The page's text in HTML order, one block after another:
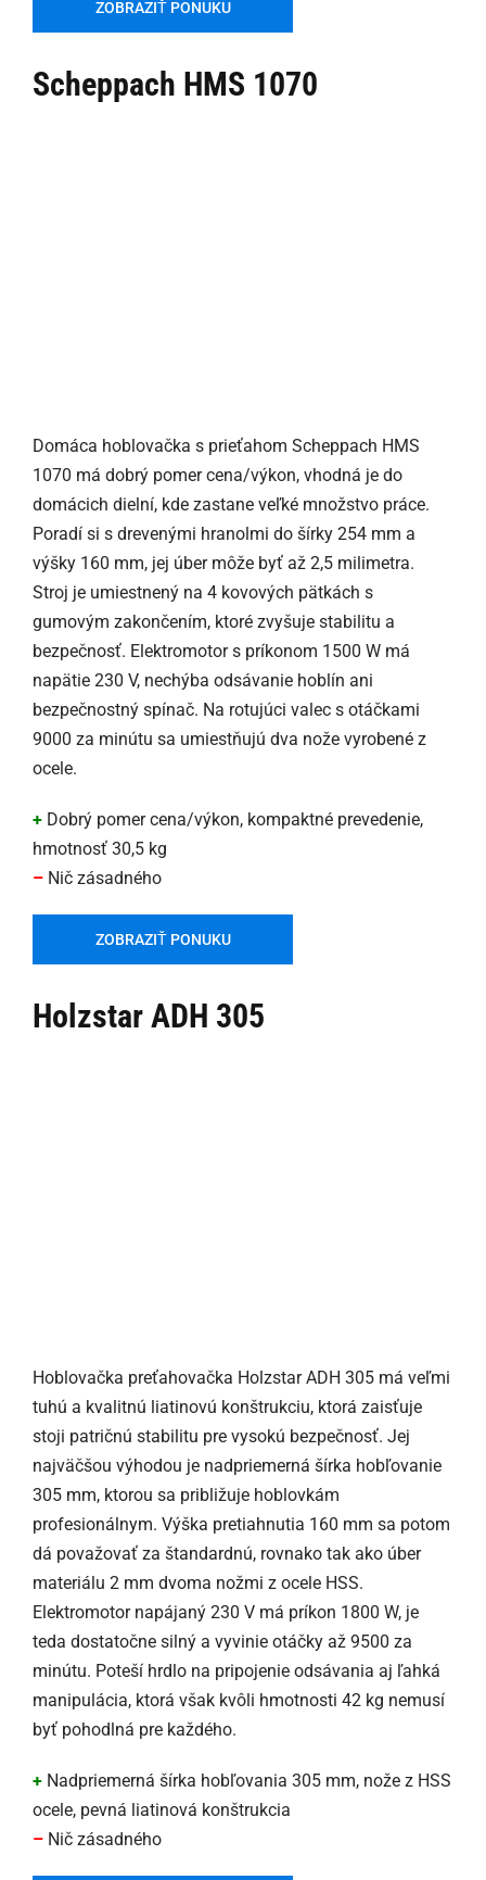
ZOBRAZIŤ PONUKU
Scheppach HMS 1070
Domáca hoblovačka s prieťahom Scheppach HMS
1070 má dobrý pomer cena/výkon, vhodná je do
domácich dielní, kde zastane veľké množstvo práce.
Poradí si s drevenými hranolmi do šírky 254 mm a
výšky 160 mm, jej úber môže byť až 2,5 milimetra.
Stroj je umiestnený na 4 kovových pätkách s
gumovým zakončením, ktoré zvyšuje stabilitu a
bezpečnosť. Elektromotor s príkonom 1500 W má
napätie 230 V, nechýba odsávanie hoblín ani
bezpečnostný spínač. Na rotujúci valec s otáčkami
9000 za minútu sa umiestňujú dva nože vyrobené z
ocele.
+ Dobrý pomer cena/výkon, kompaktné prevedenie,
hmotnosť 30,5 kg
– Nič zásadného
ZOBRAZIŤ PONUKU
Holzstar ADH 305
Hoblovačka preťahovačka Holzstar ADH 305 má veľmi
tuhú a kvalitnú liatinovú konštrukciu, ktorá zaisťuje
stoji patričnú stabilitu pre vysokú bezpečnosť. Jej
najväčšou výhodou je nadpriemerná šírka hobľovanie
305 mm, ktorou sa približuje hoblovkám
profesionálnym. Výška pretiahnutia 160 mm sa potom
dá považovať za štandardnú, rovnako tak ako úber
materiálu 2 mm dvoma nožmi z ocele HSS.
Elektromotor napájaný 230 V má príkon 1800 W, je
teda dostatočne silný a vyvinie otáčky až 9500 za
minútu. Poteší hrdlo na pripojenie odsávania aj ľahká
manipulácia, ktorá však kvôli hmotnosti 42 kg nemusí
byť pohodlná pre každého.
+ Nadpriemerná šírka hobľovania 305 mm, nože z HSS
ocele, pevná liatinová konštrukcia
– Nič zásadného